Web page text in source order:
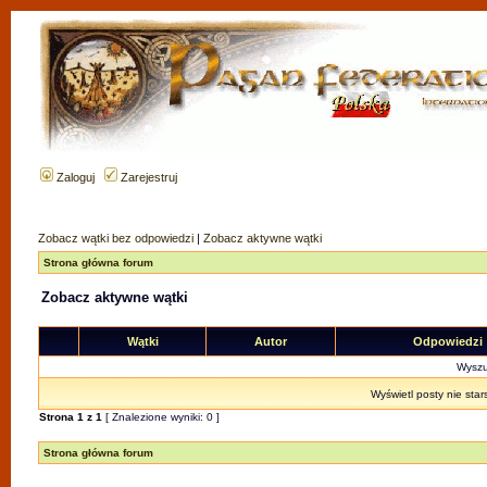
Zaloguj Zarejestruj
Zobacz wątki bez odpowiedzi | Zobacz aktywne wątki
Strona główna forum
Zobacz aktywne wątki
Wątki Autor Odpowiedzi
Wyświetl posty nie
Strona 1 z 1 [ Znalezione wyniki: 0 ]
Strona główna forum